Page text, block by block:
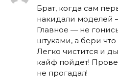
Брат, когда сам
накидали моделей
Главное — не
штуками, а бери
Легко чистится и
кайф пойдет!
не прогадал!